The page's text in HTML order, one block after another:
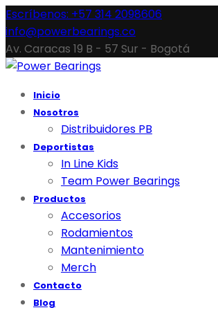
Escríbenos: +57 314 2098606
info@powerbearings.co
Av. Caracas 19 B - 57 Sur - Bogotá
Inicio
Nosotros
Distribuidores PB
Deportistas
In Line Kids
Team Power Bearings
Productos
Accesorios
Rodamientos
Mantenimiento
Merch
Contacto
Blog